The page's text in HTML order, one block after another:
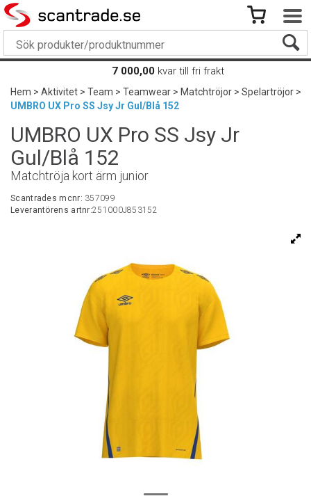
7 000,00 kvar till fri frakt
Hem>Aktivitet>Team>Teamwear>Matchtröjor>Spelartröjor>
UMBRO UX Pro SS Jsy Jr Gul/Blå 152
UMBRO UX Pro SS Jsy Jr
Gul/Blå 152
Matchtröja kort ärm junior
Scantrades mcnr: 357099
Leverantörens artnr:251000J853152